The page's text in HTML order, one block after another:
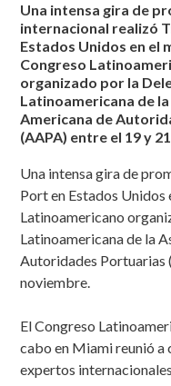
Una intensa gira de
internacional realizó
Estados Unidos en el
Congreso
organizado por la
Latinoamericana de
Americana de
(AAPA) entre el 19 y
Una intensa gira de
Port en Estados
Latinoamericano
Latinoamericana de la
Autoridades Portuarias
noviembre.
El Congreso
cabo en Miami reunió a
expertos